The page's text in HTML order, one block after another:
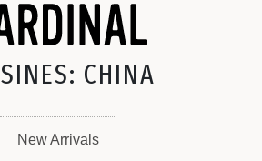
CHINA
New Arrivals